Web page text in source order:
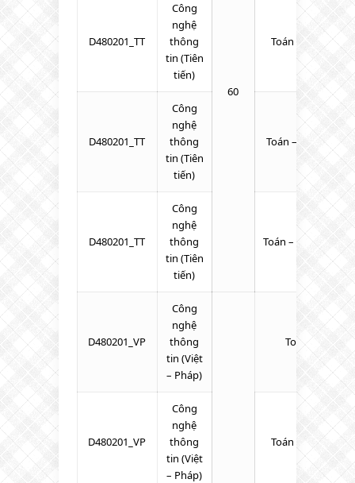
60
D480201_TT
Công
nghệ
thông
tin (Tiên
tiến)
Toán – Lý –
D480201_TT
Công
nghệ
thông
tin (Tiên
tiến)
Toán – Tiếng Anh
D480201_TT
Công
nghệ
thông
tin (Tiên
tiến)
Toán – Tiếng Anh –
D480201_VP
Công
nghệ
thông
tin (Việt
– Pháp)
Toán – Lý –
D480201_VP
Công
nghệ
thông
tin (Việt
– Pháp)
Toán – Lý –